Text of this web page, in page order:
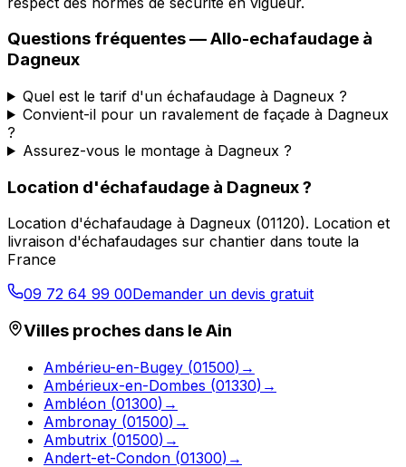
Questions fréquentes —Allo-echafaudage à
Dagneux
Quel est le tarif d'un échafaudage à Dagneux ?
Convient-il pour un ravalement de façade à Dagneux
?
Assurez-vous le montage à Dagneux ?
Location d'échafaudage à Dagneux?
Location d'échafaudage à Dagneux (01120). Location et
livraison d'échafaudages sur chantier dans toute la
France
09 72 64 99 00Demander un devis gratuit
Villes proches dans leAin
Ambérieu-en-Bugey (01500) →
Ambérieux-en-Dombes (01330) →
Ambléon (01300) →
Ambronay (01500) →
Ambutrix (01500) →
Andert-et-Condon (01300) →